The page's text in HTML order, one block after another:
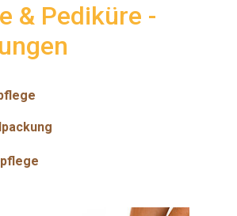
& Pediküre -